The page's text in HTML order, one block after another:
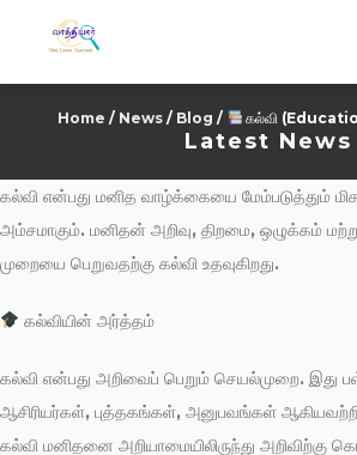
Home / News/ Blog / கல்வி
Latest News
கல்வி என்பது மனித வாழ்க்கையை மேம்படுத்தும்
அம்சமாகும். மனிதன் அறிவு, திறமை, ஒழுக்கம்
முறையை பெறுவதற்கு கல்வி உதவுகிறது.
கல்வியின் அர்த்தம்
கல்வி என்பது அறிவைப் பெறும் செயல்முறை. இது
ஆசிரியர்கள், புத்தகங்கள், அனுபவங்கள்
கல்வி மனிதனை அறியாமையிலிருந்து அறிவிற்கு